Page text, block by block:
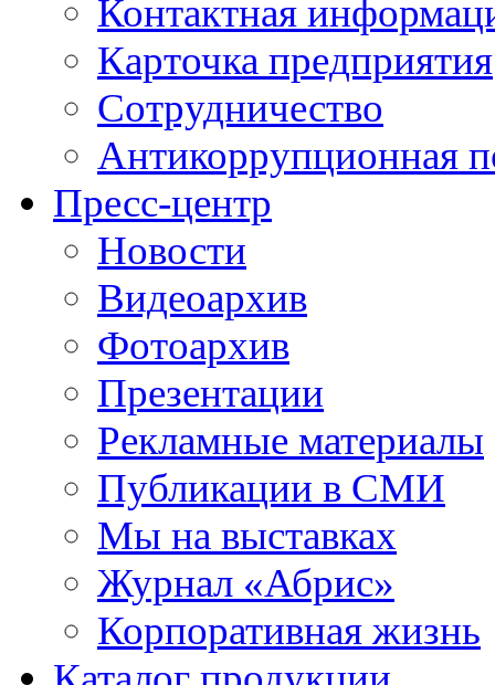
Контактная
Карточка предприятия
Сотрудничество
Антикоррупционная
Пресс-центр
Новости
Видеоархив
Фотоархив
Презентации
Рекламные материалы
Публикации в СМИ
Мы на выставках
Журнал «Абрис»
Корпоративная жизнь